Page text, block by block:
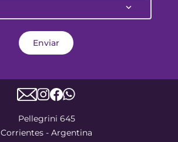
Enviar
Pellegrini 645
Corrientes - Argentina